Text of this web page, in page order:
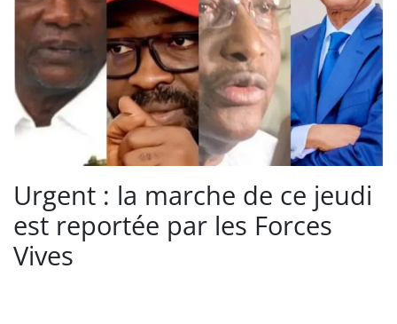
Urgent : la marche de ce jeudi
est reportée par les Forces
Vives